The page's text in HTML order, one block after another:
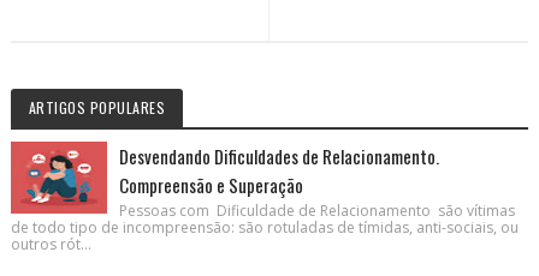
ARTIGOS POPULARES
Desvendando Dificuldades de Relacionamento.
Compreensão e Superação
Pessoas com Dificuldade de Relacionamento são vítimas
de todo tipo de incompreensão: são rotuladas de tímidas, anti-sociais, ou
outros rót...